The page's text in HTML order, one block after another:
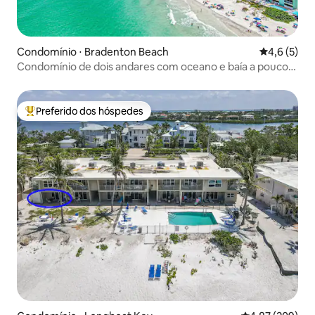
Condomínio ⋅ Bradenton Beach 4,6 de
4,6 (5)
Condomínio de dois andares com oceano e baía a poucos
Entre os melhores preferidos dos hóspedes
Preferido dos hóspedes